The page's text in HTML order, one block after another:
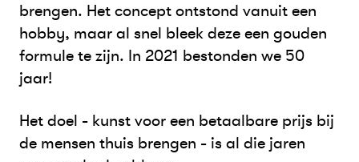
brengen. Het concept ontstond vanuit een
hobby, maar al snel bleek deze een gouden
formule te zijn. In 2021 bestonden we 50
jaar!
Het doel - kunst voor een betaalbare prijs bij
de mensen thuis brengen - is al die jaren